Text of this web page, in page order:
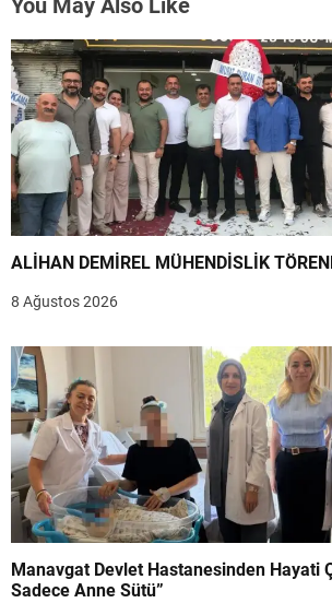
You May Also Like
ALİHAN DEMİREL MÜHENDİSLİK
8 Ağustos 2026
Manavgat Devlet Hastanesinden Hayati
Sadece Anne Sütü”